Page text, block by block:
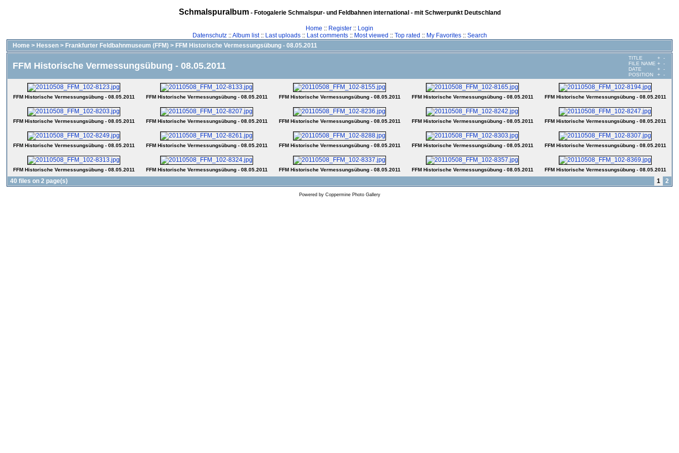
Schmalspuralbum- Fotogalerie Schmalspur- und Feldbahnen international - mit Schwerpunkt Deutschland
Home :: Register :: Login
Datenschutz::Album list:: Last uploads:: Last comments:: Most viewed :: Top rated :: My Favorites:: Search
Home > Hessen > Frankfurter Feldbahnmuseum (FFM) > FFM Historische Vermessungsübung - 08.05.2011
FFM Historische Vermessungsübung - 08.05.2011
TITLE + -
FILE NAME + -
DATE
+ -
POSITION
+ -
FFM Historische Vermessungsübung - 08.05.2011 FFM Historische Vermessungsübung - 08.05.2011 FFM Historische Vermessungsübung - 08.05.2011 FFM Historische Vermessungsübung - 08.05.2011 FFM Historische Vermessungsübung - 08.05.2011
FFM Historische Vermessungsübung - 08.05.2011 FFM Historische Vermessungsübung - 08.05.2011 FFM Historische Vermessungsübung - 08.05.2011 FFM Historische Vermessungsübung - 08.05.2011 FFM Historische Vermessungsübung - 08.05.2011
FFM Historische Vermessungsübung - 08.05.2011 FFM Historische Vermessungsübung - 08.05.2011 FFM Historische Vermessungsübung - 08.05.2011 FFM Historische Vermessungsübung - 08.05.2011 FFM Historische Vermessungsübung - 08.05.2011
FFM Historische Vermessungsübung - 08.05.2011 FFM Historische Vermessungsübung - 08.05.2011 FFM Historische Vermessungsübung - 08.05.2011 FFM Historische Vermessungsübung - 08.05.2011 FFM Historische Vermessungsübung - 08.05.2011
40 files on 2 page(s) 1 2
Powered by Coppermine Photo Gallery